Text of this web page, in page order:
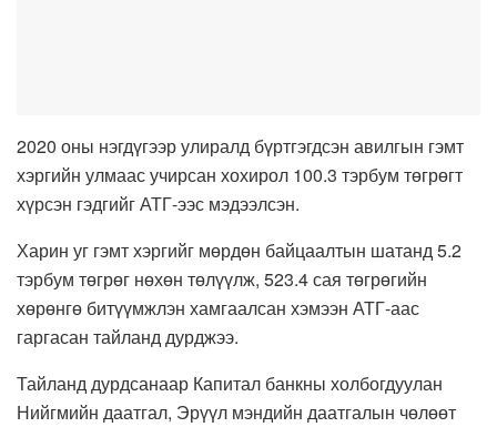
2020 оны нэгдүгээр улиралд бүртгэгдсэн авилгын гэмт
хэргийн улмаас учирсан хохирол 100.3 тэрбум төгрөгт
хүрсэн гэдгийг АТГ-ээс мэдээлсэн.
Харин уг гэмт хэргийг мөрдөн байцаалтын шатанд 5.2
тэрбум төгрөг нөхөн төлүүлж, 523.4 сая төгрөгийн
хөрөнгө битүүмжлэн хамгаалсан хэмээн АТГ-аас
гаргасан тайланд дурджээ.
Тайланд дурдсанаар Капитал банкны холбогдуулан
Нийгмийн даатгал, Эрүүл мэндийн даатгалын чөлөөт